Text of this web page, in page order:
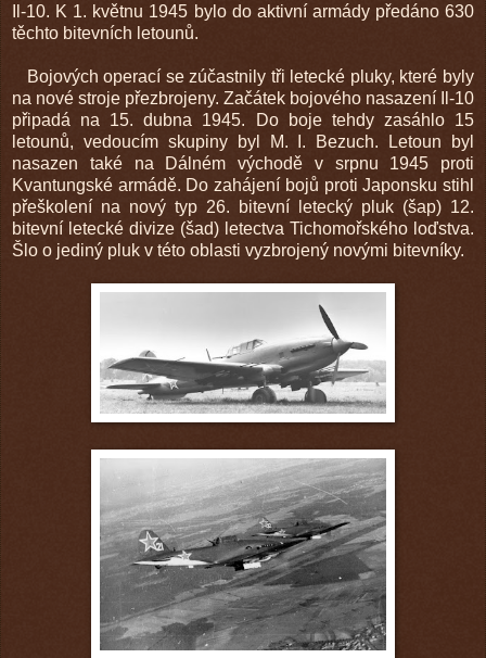
Il-10. K 1. květnu 1945 bylo do aktivní armády předáno 630
těchto bitevních letounů.
Bojových operací se zúčastnily tři letecké pluky, které byly
na nové stroje přezbrojeny. Začátek bojového nasazení Il-10
připadá na 15. dubna 1945. Do boje tehdy zasáhlo 15
letounů, vedoucím skupiny byl M. I. Bezuch. Letoun byl
nasazen také na Dálném východě v srpnu 1945 proti
Kvantungské armádě. Do zahájení bojů proti Japonsku stihl
přeškolení na nový typ 26. bitevní letecký pluk (šap) 12.
bitevní letecké divize (šad) letectva Tichomořského loďstva.
Šlo o jediný pluk v této oblasti vyzbrojený novými bitevníky.